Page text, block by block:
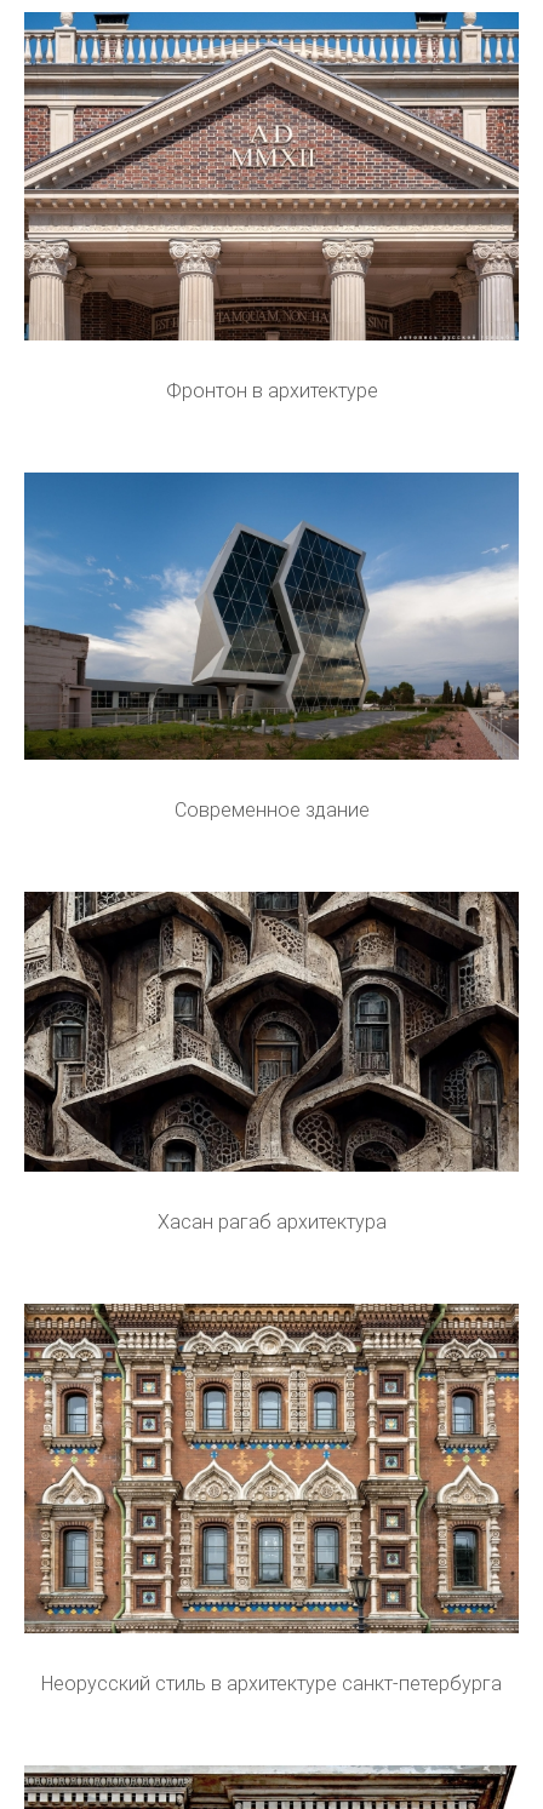
Фронтон в архитектуре
Современное здание
Хасан рагаб архитектура
Неорусский стиль в архитектуре санкт-петербурга